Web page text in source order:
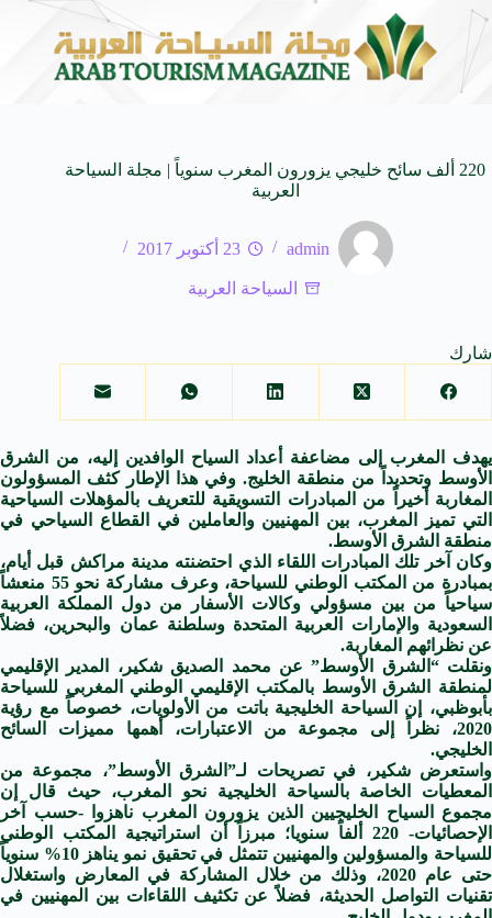
تجويد تدريس اللغة العربية 10 أغسطس 2026 تدشين منافسات
220 ألف سائح خليجي يزورون المغرب سنوياً | مجلة السياحة
العربية
admin 23 أكتوبر 2017
السياحة العربية
شارك
يهدف المغرب إلى مضاعفة أعداد السياح الوافدين إليه، من الشرق
الأوسط وتحديداً من منطقة الخليج. وفي هذا الإطار كثف المسؤولون
المغاربة أخيراً من المبادرات التسويقية للتعريف بالمؤهلات السياحية
التي تميز المغرب، بين المهنيين والعاملين في القطاع السياحي في
منطقة الشرق الأوسط.
وكان آخر تلك المبادرات اللقاء الذي احتضنته مدينة مراكش قبل أيام،
بمبادرة من المكتب الوطني للسياحة، وعرف مشاركة نحو 55 منعشاً
سياحياً من بين مسؤولي وكالات الأسفار من دول المملكة العربية
السعودية والإمارات العربية المتحدة وسلطنة عمان والبحرين، فضلاً
عن نظرائهم المغاربة.
ونقلت “الشرق الأوسط” عن محمد الصديق شكير، المدير الإقليمي
لمنطقة الشرق الأوسط بالمكتب الإقليمي الوطني المغربي للسياحة
بأبوظبي، إن السياحة الخليجية باتت من الأولويات، خصوصاً مع رؤية
2020، نظراً إلى مجموعة من الاعتبارات، أهمها مميزات السائح
الخليجي.
واستعرض شكير، في تصريحات لـ”الشرق الأوسط”، مجموعة من
المعطيات الخاصة بالسياحة الخليجية نحو المغرب، حيث قال إن
مجموع السياح الخليجيين الذين يزورون المغرب ناهزوا -حسب آخر
الإحصائيات- 220 ألفاً سنويا؛ مبرزاً أن استراتيجية المكتب الوطني
للسياحة والمسؤولين والمهنيين تتمثل في تحقيق نمو يناهز 10% سنوياً
حتى عام 2020، وذلك من خلال المشاركة في المعارض واستغلال
تقنيات التواصل الحديثة، فضلاً عن تكثيف اللقاءات بين المهنيين في